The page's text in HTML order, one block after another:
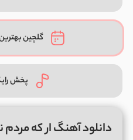
گلچین
پخش
دانلود آهنگ ار که